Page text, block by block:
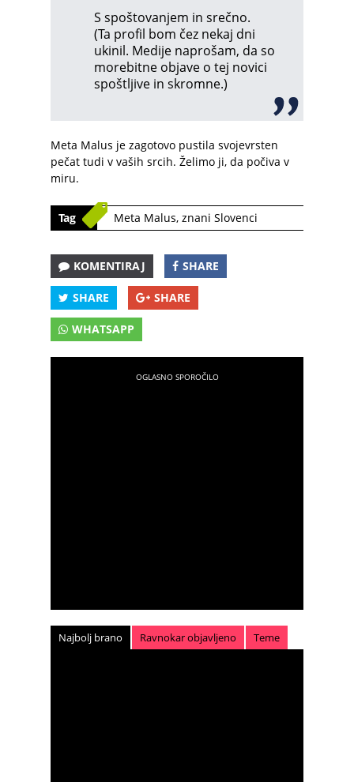
S spoštovanjem in srečno.
(Ta profil bom čez nekaj dni
ukinil. Medije naprošam, da so
morebitne objave o tej novici
spoštljive in skromne.)
Meta Malus je zagotovo pustila svojevrsten
pečat tudi v vaših srcih. Želimo ji, da počiva v
miru.
Tag Meta Malus, znani Slovenci
KOMENTIRAJ SHARE
SHARE SHARE
WHATSAPP
Najbolj brano Ravnokar objavljeno Teme